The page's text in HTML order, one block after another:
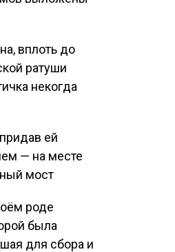
вплоть до
ратуши
некогда
ей
— на месте
мост
роде
была
для сбора и